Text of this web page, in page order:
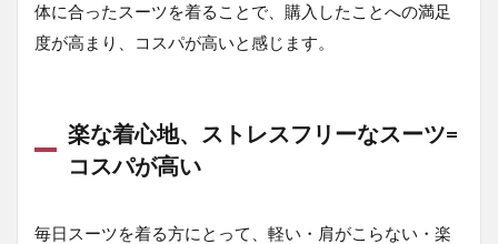
体に合ったスーツを着ることで、購入したことへの満足
度が高まり、コスパが高いと感じます。
楽な着心地、ストレスフリーなスーツ=
コスパが高い
毎日スーツを着る方にとって、軽い・肩がこらない・楽